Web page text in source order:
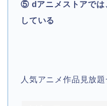
⑤ dアニメストアでは
している
人気アニメ作品見放題